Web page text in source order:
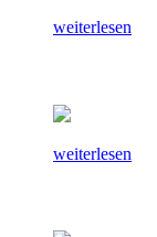
weiterlesen
weiterlesen